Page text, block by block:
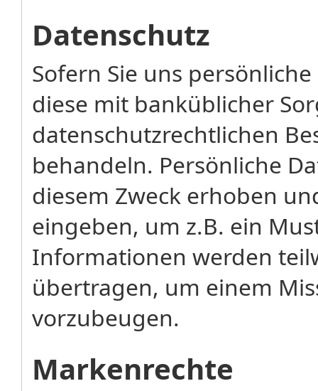
Datenschutz
Sofern Sie uns
diese mit banküblicher
datenschutzrechtlichen
behandeln. Persönliche
diesem Zweck erhoben
eingeben, um z.B. ein
Informationen werden
übertragen, um einem
vorzubeugen.
Markenrechte